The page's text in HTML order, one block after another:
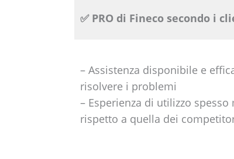
✅ PRO di Fineco secondo i
– Assistenza disponibile e
risolvere i problemi
– Esperienza di utilizzo spesso
rispetto a quella dei